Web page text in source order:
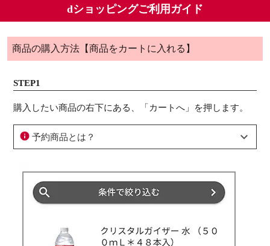
dショッピングご利用ガイド
商品の購入方法【商品をカートに入れる】
STEP1
購入したい商品の右下にある、「カートへ」を押します。
予約商品とは？